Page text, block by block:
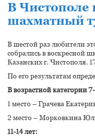
В Чистополе
шахматный
В шестой раз любители
собрались в воскресной
Казанских г. Чистополя.
По его результатам
В возрастной категории
1 место – Грачева
2 место – Морковкина
11-14 лет: